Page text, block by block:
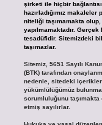
şirketi ile hiçbir
hazırladığımız
niteliği taşımamakta
yapılmamaktadır.
tesadüfidir. Sitemizdeki
taşımazlar.
Sitemiz, 5651 Sayılı
(BTK) tarafından
nedenle, sitedeki
yükümlülüğümüz
sorumluluğunu
etmiş sayılırlar.